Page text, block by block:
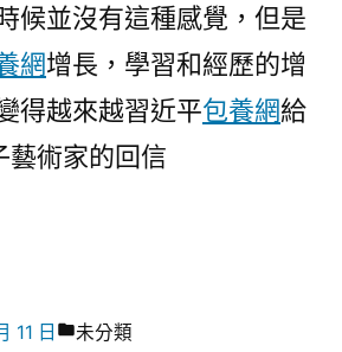
候並沒有這種感覺，但是
網增長，學習和經歷的增
得越來越習近平包養網給
藝術家的回信
11 日
分
未分類